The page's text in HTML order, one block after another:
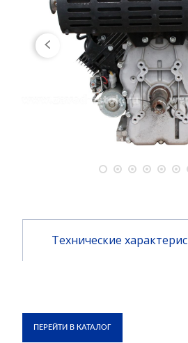
Технические
ПЕРЕЙТИ В КАТАЛОГ